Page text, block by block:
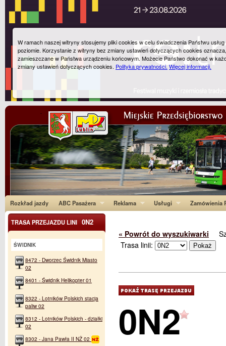
Rozkład jazdy ABC Pasażera Reklama Usługi Zamówienia
« Powrót do wyszukiwarki
Trasa linii:
0N2
TRASA PRZEJAZDU LINI 0N2
ŚWIDNIK
8472 - Dworzec Świdnik Miasto
02
8401 - Świdnik Helikopter 01
8322 - Lotników Polskich stacja
paliw 02
8312 - Lotników Polskich - działki
02
8302 - Jana Pawła II NŻ 02
W ramach naszej witryny stosujemy pliki cookies w celu świadczenia Państwu
poziomie. Korzystanie z witryny bez zmiany ustawień dotyczących cookies
zamieszczane w Państwa urządzeniu końcowym. Możecie Państwo dokonać w
zmiany ustawień dotyczących cookies. Polityka prywatności.Więcej informacji.